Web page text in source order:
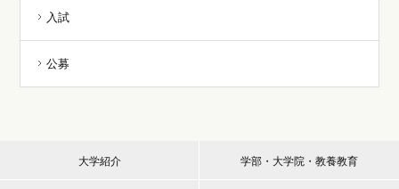
入試
公募
大学紹介 学部・大学院・教養教育